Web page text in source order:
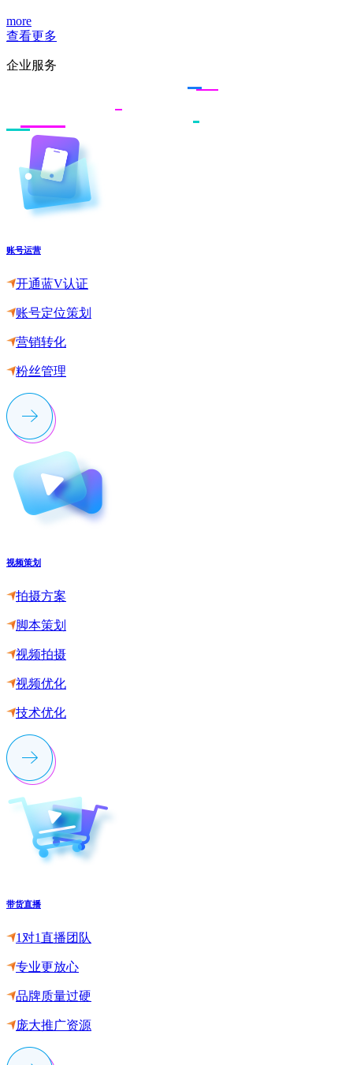
more
查看更多
企业服务
账号运营
开通蓝V认证
账号定位策划
营销转化
粉丝管理
视频策划
拍摄方案
脚本策划
视频拍摄
视频优化
技术优化
带货直播
1对1直播团队
专业更放心
品牌质量过硬
庞大推广资源